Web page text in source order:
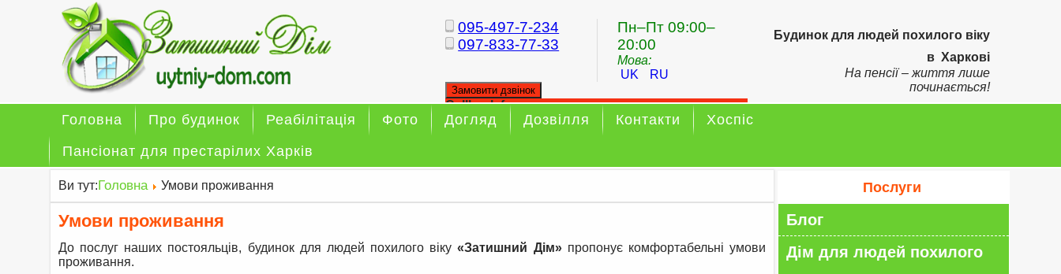
Будинок для людей похилого віку
в Харкові
На пенсії – життя лише
починається!
095-497-7-234
097-833-77-33
Пн–Пт 09:00–
20:00
Мова:
UK
RU
Замовити дзвінок
Callback form
Your callback has been sent sucessfully
Головна Про будинок Реабілітація Фото Догляд Дозвілля Контакти
Хоспіс
Пансіонат для престарілих Харків
Ви тут:Головна Умови проживання
Умови проживання
До послуг наших постояльців, будинок для людей похилого віку«Затишний Дім»пропонує комфортабельні умови
проживання.
Послуги
Блог
Дім для людей похилого